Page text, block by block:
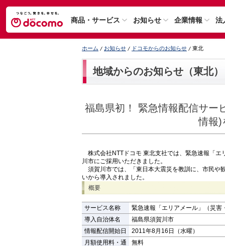
商品・サービス お知らせ 企業情報 法
ホーム お知らせ ドコモからのお知らせ 東北
地域からのお知らせ（東北）
福島県初！ 緊急情報配信サー
情報)
株式会社NTTドコモ 東北支社では、緊急速報「エ
川市にご採用いただきました。
須賀川市では、「東日本大震災を教訓に、市民や
いから導入されました。
概要
サービス名称
緊急速報「エリアメール」（災害
導入自治体名
福島県須賀川市
情報配信開始日
2011年8月16日（水曜）
月額使用料・通
無料